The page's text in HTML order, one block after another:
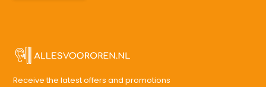
Receive the latest offers and promotions